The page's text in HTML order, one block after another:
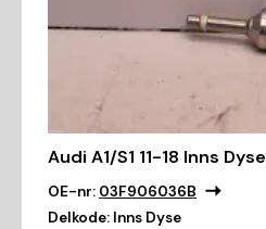
Audi A1/S1 11-18 Inns Dyse
OE-nr: 03F906036B
Delkode: Inns Dyse